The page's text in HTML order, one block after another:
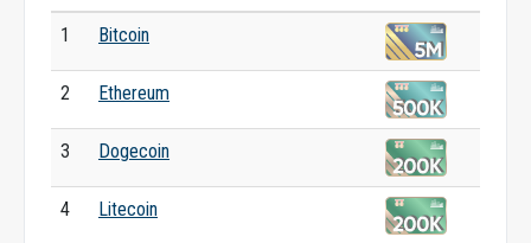
1 Bitcoin
2 Ethereum
3 Dogecoin
4 Litecoin